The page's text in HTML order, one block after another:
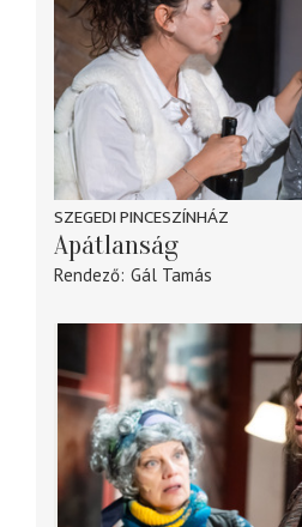
SZEGEDI PINCESZÍNHÁZ
Apátlanság
Rendező Gál Tamás